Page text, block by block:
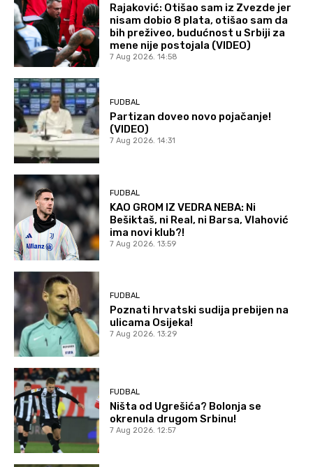
Rajaković: Otišao sam iz Zvezde jer
nisam dobio 8 plata, otišao sam da
bih preživeo, budućnost u Srbiji za
mene nije postojala (VIDEO)
7 Aug 2026. 14:58
FUDBAL
Partizan doveo novo pojačanje!
(VIDEO)
7 Aug 2026. 14:31
FUDBAL
KAO GROM IZ VEDRA NEBA: Ni
Bešiktaš, ni Real, ni Barsa, Vlahović
ima novi klub?!
7 Aug 2026. 13:59
FUDBAL
Poznati hrvatski sudija prebijen na
ulicama Osijeka!
7 Aug 2026. 13:29
FUDBAL
Ništa od Ugrešića? Bolonja se
okrenula drugom Srbinu!
7 Aug 2026. 12:57